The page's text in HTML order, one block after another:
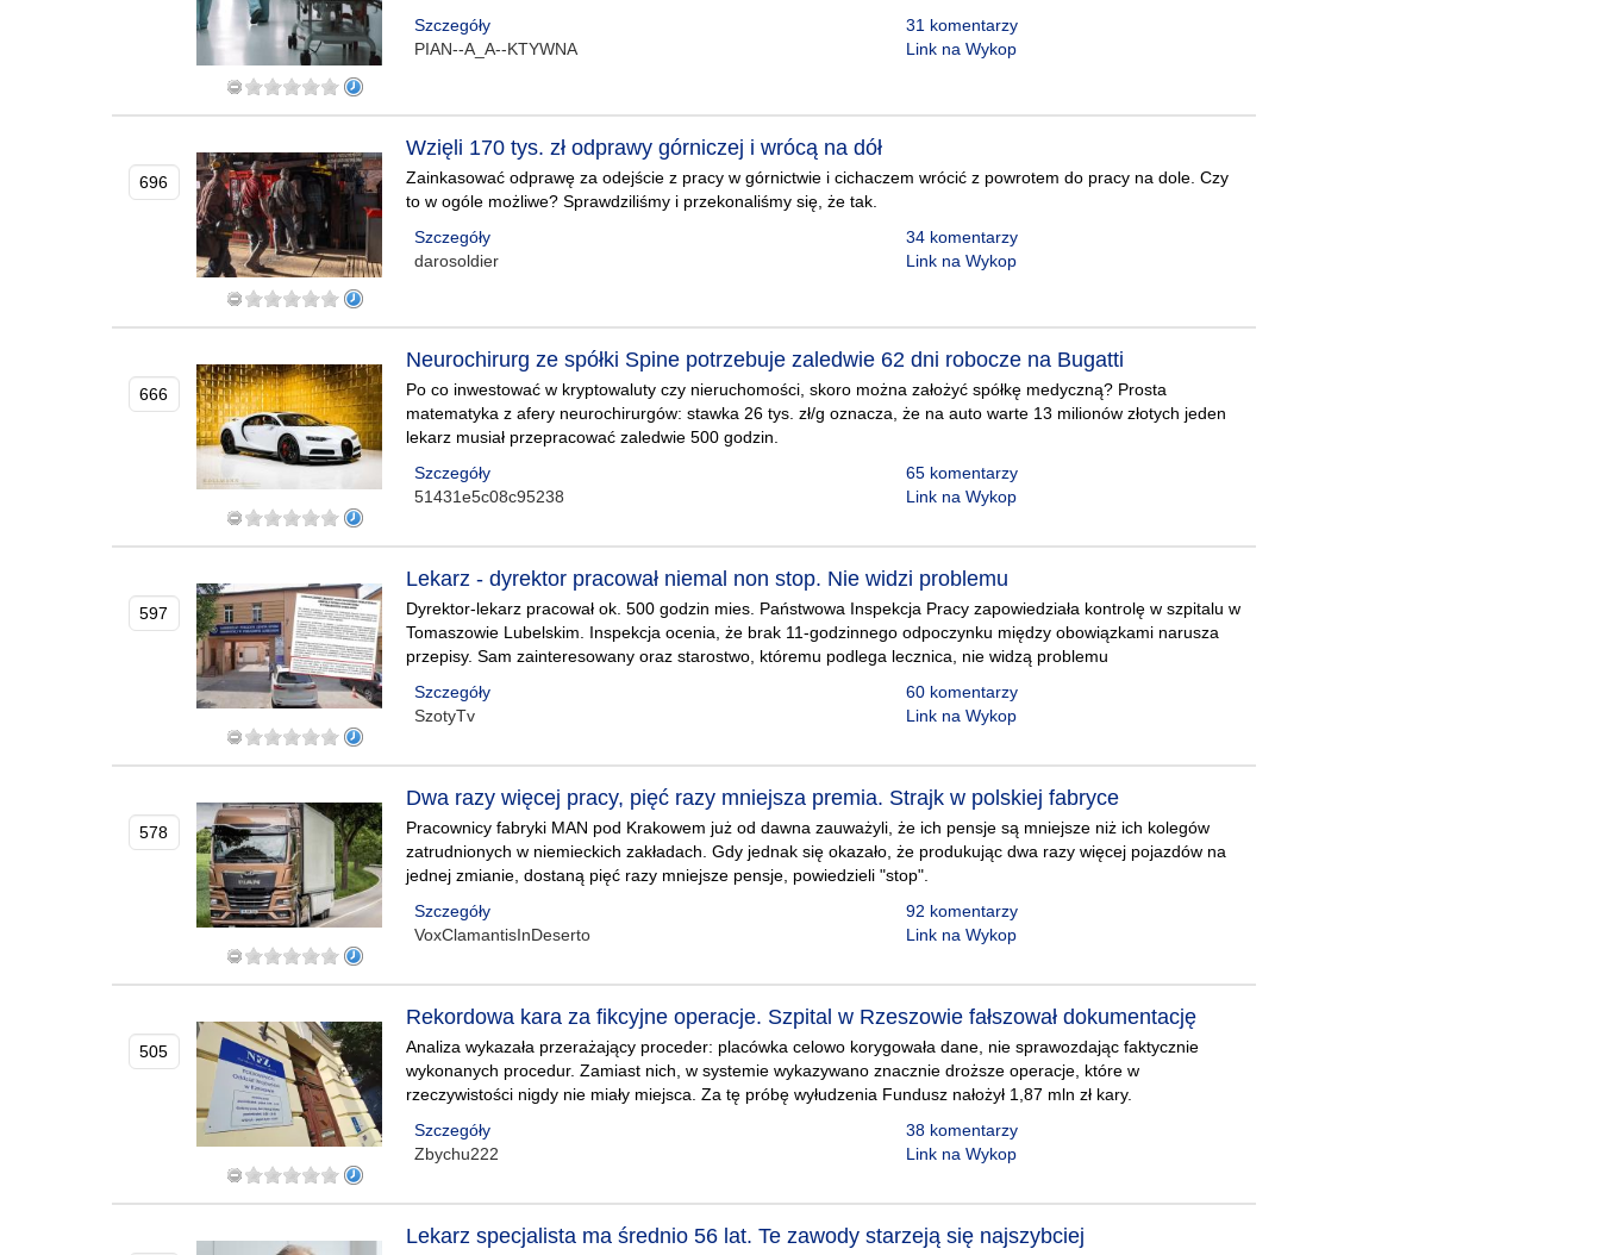
Szczegóły
PIAN--A_A--KTYWNA
31 komentarzy
Link na Wykop
696
Wzięli 170 tys. zł odprawy górniczej i wrócą na dół
Zainkasować odprawę za odejście z pracy w górnictwie i cichaczem wrócić z powrotem do pracy na dole. Czy
to w ogóle możliwe? Sprawdziliśmy i przekonaliśmy się, że tak.
Szczegóły
darosoldier
34 komentarzy
Link na Wykop
666
Neurochirurg ze spółki Spine potrzebuje zaledwie 62 dni robocze na Bugatti
Po co inwestować w kryptowaluty czy nieruchomości, skoro można założyć spółkę medyczną? Prosta
matematyka z afery neurochirurgów: stawka 26 tys. zł/g oznacza, że na auto warte 13 milionów złotych jeden
lekarz musiał przepracować zaledwie 500 godzin.
Szczegóły
51431e5c08c95238
65 komentarzy
Link na Wykop
597
Lekarz - dyrektor pracował niemal non stop. Nie widzi problemu
Dyrektor-lekarz pracował ok. 500 godzin mies. Państwowa Inspekcja Pracy zapowiedziała kontrolę w szpitalu w
Tomaszowie Lubelskim. Inspekcja ocenia, że brak 11-godzinnego odpoczynku między obowiązkami narusza
przepisy. Sam zainteresowany oraz starostwo, któremu podlega lecznica, nie widzą problemu
Szczegóły
SzotyTv
60 komentarzy
Link na Wykop
578
Dwa razy więcej pracy, pięć razy mniejsza premia. Strajk w polskiej fabryce
Pracownicy fabryki MAN pod Krakowem już od dawna zauważyli, że ich pensje są mniejsze niż ich kolegów
zatrudnionych w niemieckich zakładach. Gdy jednak się okazało, że produkując dwa razy więcej pojazdów na
jednej zmianie, dostaną pięć razy mniejsze pensje, powiedzieli "stop".
Szczegóły
VoxClamantisInDeserto
92 komentarzy
Link na Wykop
505
Rekordowa kara za fikcyjne operacje. Szpital w Rzeszowie fałszował dokumentację
Analiza wykazała przerażający proceder: placówka celowo korygowała dane, nie sprawozdając faktycznie
wykonanych procedur. Zamiast nich, w systemie wykazywano znacznie droższe operacje, które w
rzeczywistości nigdy nie miały miejsca. Za tę próbę wyłudzenia Fundusz nałożył 1,87 mln zł kary.
Szczegóły
Zbychu222
38 komentarzy
Link na Wykop
Lekarz specjalista ma średnio 56 lat. Te zawody starzeją się najszybciej